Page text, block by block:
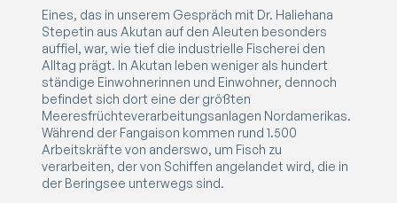
Eines, das in unserem Gespräch mit Dr. Haliehana
Stepetin aus Akutan auf den Aleuten besonders
auffiel, war, wie tief die industrielle Fischerei den
Alltag prägt. In Akutan leben weniger als hundert
ständige Einwohnerinnen und Einwohner, dennoch
befindet sich dort eine der größten
Meeresfrüchteverarbeitungsanlagen Nordamerikas.
Während der Fangaison kommen rund 1.500
Arbeitskräfte von anderswo, um Fisch zu
verarbeiten, der von Schiffen angelandet wird, die in
der Beringsee unterwegs sind.